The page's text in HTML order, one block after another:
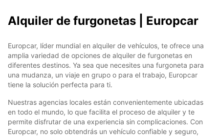
Alquiler de furgonetas | Europcar
Europcar, líder mundial en alquiler de vehículos, te ofrece una
amplia variedad de opciones de alquiler de furgonetas en
diferentes destinos. Ya sea que necesites una furgoneta para
una mudanza, un viaje en grupo o para el trabajo, Europcar
tiene la solución perfecta para ti.
Nuestras agencias locales están convenientemente ubicadas
en todo el mundo, lo que facilita el proceso de alquiler y te
permite disfrutar de una experiencia sin complicaciones. Con
Europcar, no solo obtendrás un vehículo confiable y seguro,